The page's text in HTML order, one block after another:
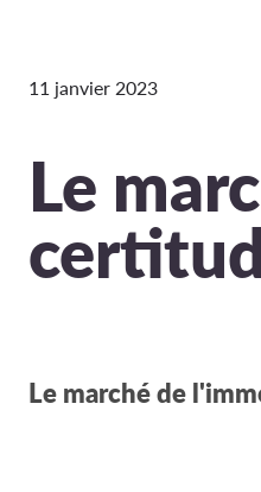
11 janvier 2023
Le
Le marché de